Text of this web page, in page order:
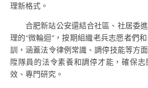
理新格式。
合肥新站公安還結合社區、社居委
理的“微輪迴”，按期組織老兵志愿者們
訓，涵蓋法令律例常識、調停技能等方
陞隊員的法令素養和調停才能，確保
效、專門研究。